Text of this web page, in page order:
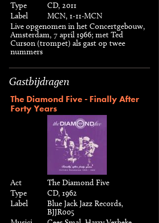
Type
CD, 2011
Label
MCN, 1-11-MCN
Live opgenomen in het Concertgebouw,
Amsterdam, 7 april 1966; met Ted
Curson (trompet) als gast op twee
nummers
Gastbijdragen
The Diamond Five - Finally After
Forty Years
Act
The Diamond Five
Type
CD, 1962
Label
Blue Jack Jazz Records,
BJJR005